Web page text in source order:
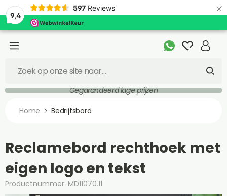
9,4
597 Reviews ×
Gegarandeerd lage prijzen
Home Bedrijfsbord
Reclamebord rechthoek met
eigen logo en tekst
Productnummer: MD11070.11